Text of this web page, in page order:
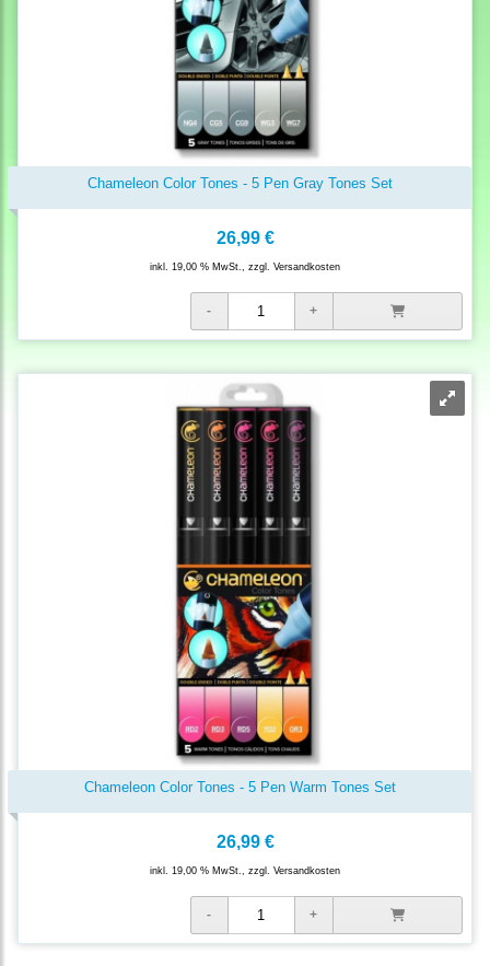
Chameleon Color Tones - 5 Pen Gray Tones Set
26,99 €
inkl. 19,00 % MwSt., zzgl. Versandkosten
Chameleon Color Tones - 5 Pen Warm Tones Set
26,99 €
inkl. 19,00 % MwSt., zzgl. Versandkosten